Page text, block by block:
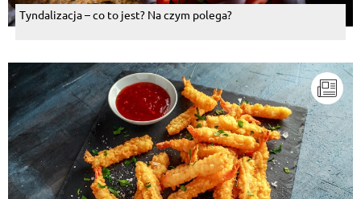
Tyndalizacja – co to jest? Na czym polega?